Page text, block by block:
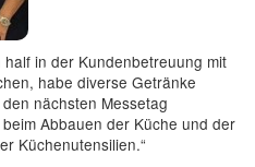
half in der Kundenbetreuung mit
habe diverse Getränke
nächsten Messetag
Abbauen der Küche und der
Küchenutensilien.“